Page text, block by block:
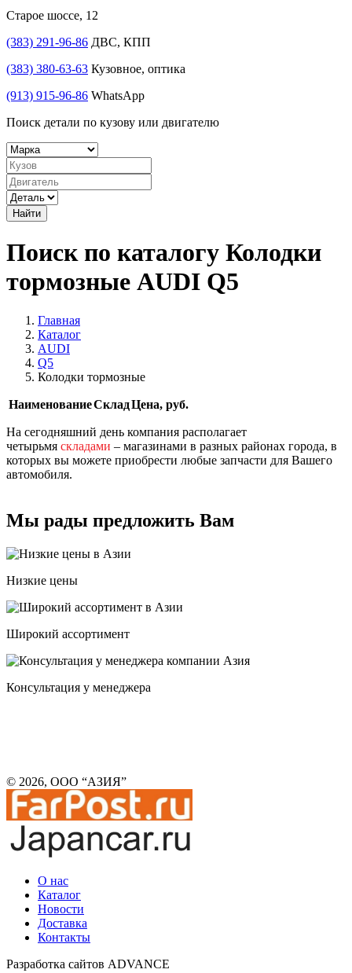
Старое шоссе, 12
(383) 291-96-86 ДВС, КПП
(383) 380-63-63 Кузовное, оптика
(913) 915-96-86 WhatsApp
Поиск детали по кузову или двигателю
Найти
Поиск по каталогу Колодки
тормозные AUDI Q5
Главная
Каталог
AUDI
Q5
Колодки тормозные
НаименованиеСкладЦена, руб.
На сегодняшний день компания располагает
четырьмя складами – магазинами в разных районах города, в
которых вы можете приобрести любые запчасти для Вашего
автомобиля.
Мы рады предложить Вам
Низкие цены
Широкий ассортимент
Консультация у менеджера
© 2026, ООО “АЗИЯ”
О нас
Каталог
Новости
Доставка
Контакты
Разработка сайтов ADVANCE